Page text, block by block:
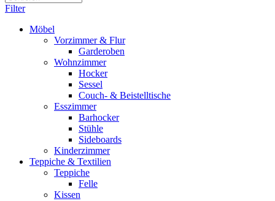
Filter
Möbel
Vorzimmer & Flur
Garderoben
Wohnzimmer
Hocker
Sessel
Couch- & Beistelltische
Esszimmer
Barhocker
Stühle
Sideboards
Kinderzimmer
Teppiche & Textilien
Teppiche
Felle
Kissen